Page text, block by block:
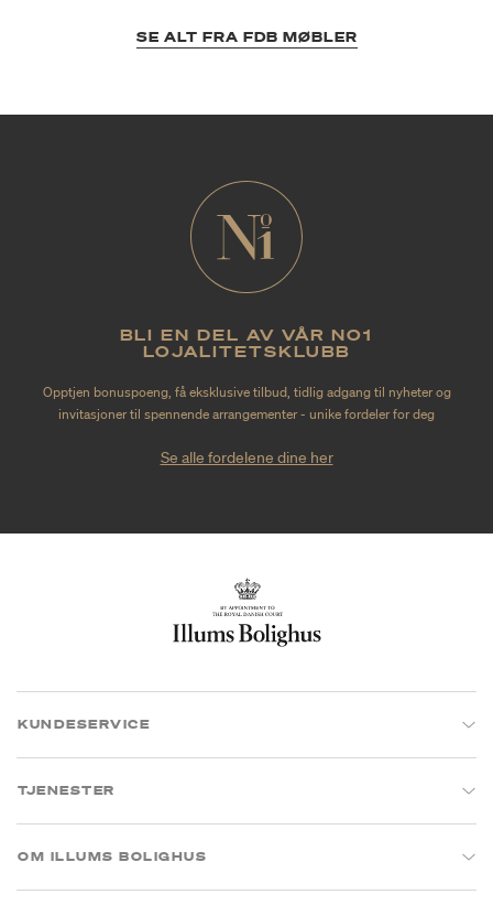
SE ALT FRA FDB MØBLER
BLI EN DEL AV VÅR NO1
LOJALITETSKLUBB
Opptjen bonuspoeng, få eksklusive tilbud, tidlig adgang til nyheter og
invitasjoner til spennende arrangementer - unike fordeler for deg
Se alle fordelene dine her
KUNDESERVICE
TJENESTER
OM ILLUMS BOLIGHUS